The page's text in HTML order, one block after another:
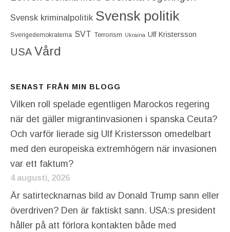
Svensk kriminalpolitik Svensk politik
Sverigedemokraterna SVT Terrorism Ukraina Ulf Kristersson
USA Vård
SENAST FRÅN MIN BLOGG
Vilken roll spelade egentligen Marockos regering
när det gäller migrantinvasionen i spanska Ceuta?
Och varför lierade sig Ulf Kristersson omedelbart
med den europeiska extremhögern när invasionen
var ett faktum?
4 augusti, 2026
Är satirtecknarnas bild av Donald Trump sann eller
överdriven? Den är faktiskt sann. USA:s president
håller på att förlora kontakten både med